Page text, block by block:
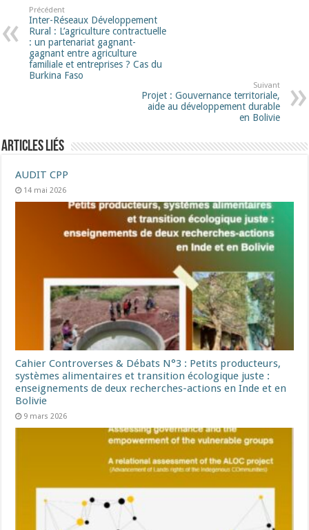
Précédent
Inter-Réseaux Développement
Rural : L’agriculture contractuelle
: un partenariat gagnant-
gagnant entre agriculture
familiale et entreprises ? Cas du
Burkina Faso
Suivant
Projet : Gouvernance territoriale,
aide au développement durable
en Bolivie
Articles liés
AUDIT CPP
14 mai 2026
Cahier Controverses & Débats N°3 : Petits producteurs,
systèmes alimentaires et transition écologique juste :
enseignements de deux recherches-actions en Inde et en
Bolivie
9 mars 2026